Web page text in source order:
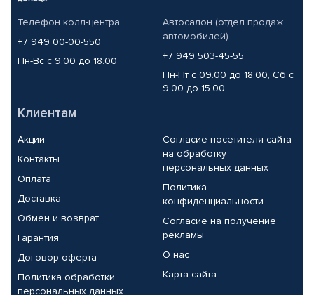
Телефон колл-центра
+7 949 00-00-550
Пн-Вс с 9.00 до 18.00
Автосалон (отдел продаж
автомобилей)
+7 949 503-45-55
Пн-Пт с 09.00 до 18.00, Сб с
9.00 до 15.00
Клиентам
Акции
Контакты
Оплата
Доставка
Обмен и возврат
Гарантия
Договор-оферта
Политика обработки
персональных данных
Согласие посетителя сайта
на обработку
персональных данных
Политика
конфиденциальности
Согласие на получение
рекламы
О нас
Карта сайта